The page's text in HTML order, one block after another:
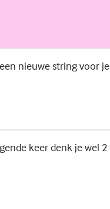
nieuwe string voor je
keer denk je wel 2